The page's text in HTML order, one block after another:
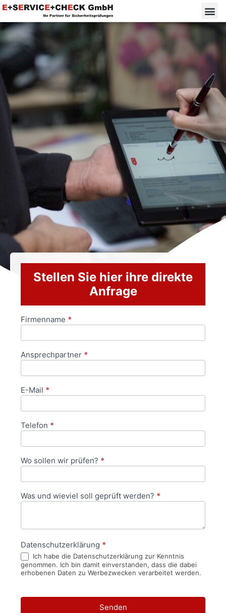
Stellen Sie hier ihre direkte
Anfrage
Anfrageformular
Firmenname *
Ansprechpartner *
E-Mail *
Telefon *
Wo sollen wir prüfen? *
Was und wieviel soll geprüft werden? *
Datenschutzerklärung *
Ich habe die Datenschutzerklärung zur Kenntnis
genommen. Ich bin damit einverstanden, dass die dabei
erhobenen Daten zu Werbezwecken verarbeitet werden.
Senden